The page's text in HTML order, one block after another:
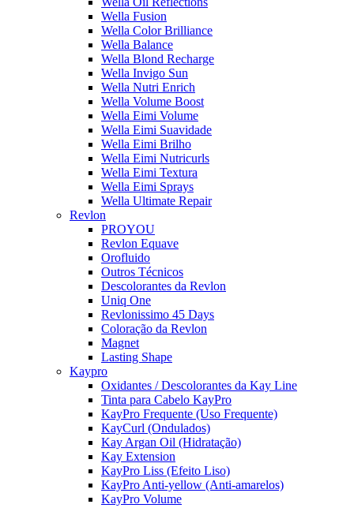
Wella Fusion
Wella Color Brilliance
Wella Balance
Wella Blond Recharge
Wella Invigo Sun
Wella Nutri Enrich
Wella Volume Boost
Wella Eimi Volume
Wella Eimi Suavidade
Wella Eimi Brilho
Wella Eimi Nutricurls
Wella Eimi Textura
Wella Eimi Sprays
Wella Ultimate Repair
Revlon
PROYOU
Revlon Equave
Orofluido
Outros Técnicos
Descolorantes da Revlon
Uniq One
Revlonissimo 45 Days
Coloração da Revlon
Magnet
Lasting Shape
Kaypro
Oxidantes / Descolorantes da Kay Line
Tinta para Cabelo KayPro
KayPro Frequente (Uso Frequente)
KayCurl (Ondulados)
Kay Argan Oil (Hidratação)
Kay Extension
KayPro Liss (Efeito Liso)
KayPro Anti-yellow (Anti-amarelos)
KayPro Volume